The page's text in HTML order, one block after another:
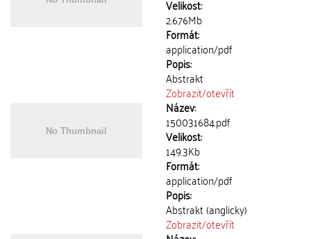
Velikost:
2.676Mb
Formát:
application/pdf
Popis:
Abstrakt
Zobrazit/otevřít
Název:
150031684.pdf
Velikost:
149.3Kb
Formát:
application/pdf
Popis:
Abstrakt (anglicky)
Zobrazit/otevřít